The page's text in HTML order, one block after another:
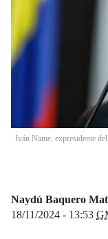
Iván Name, expresidente
Naydú Baquero
18/11/2024 - 13:53